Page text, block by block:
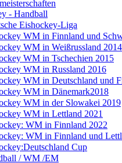
- Handball
Eishockey-Liga
WM in Finnland und
WM in Weißrussland 2014
WM in Tschechien 2015
WM in Russland 2016
WM in Deutschland und
WM in Dänemark2018
WM in der Slowakei 2019
WM in Lettland 2021
WM in Finnland 2022
WM in Finnland und
Cup
/ WM /EM